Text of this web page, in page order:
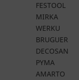
FESTOOL
MIRKA
WERKU
BRUGUER
DECOSAN
PYMA
AMARTO